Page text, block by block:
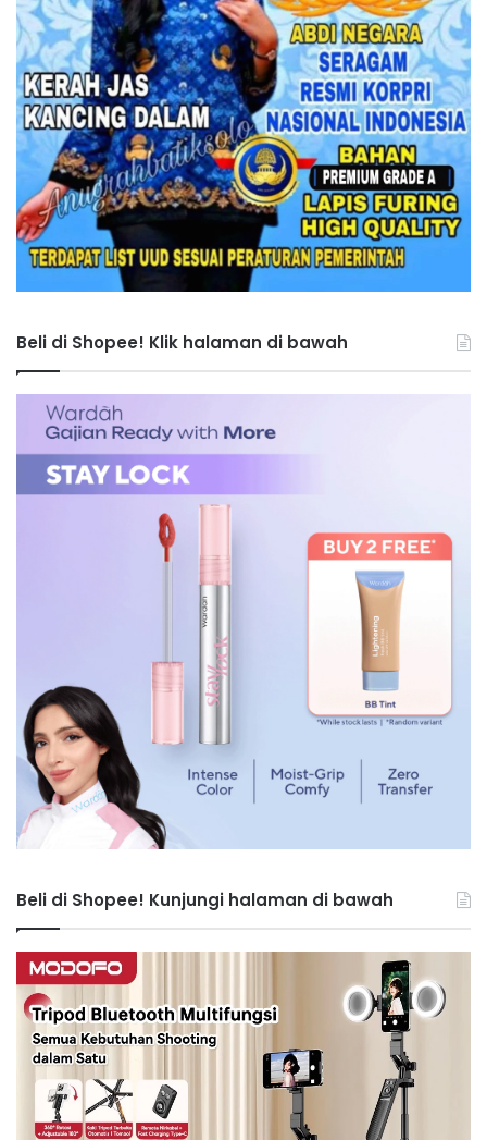
Beli di Shopee! Klik halaman di bawah
Beli di Shopee! Kunjungi halaman di bawah